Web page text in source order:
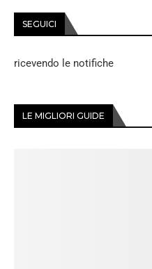
SEGUICI
ricevendo le notifiche
LE MIGLIORI GUIDE